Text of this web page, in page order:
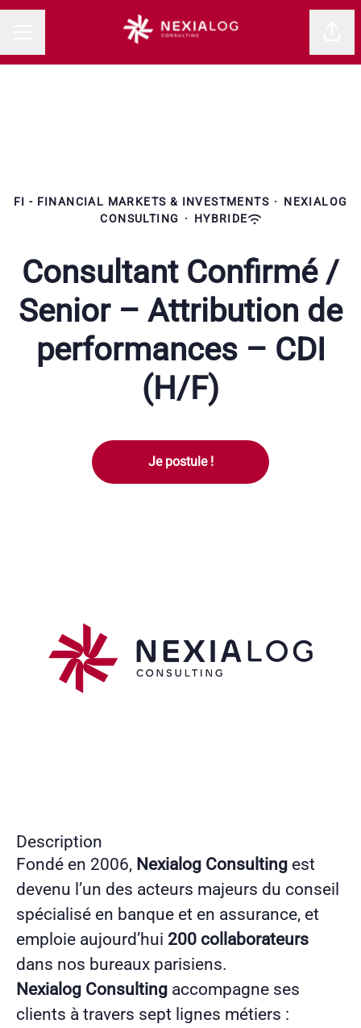
FI - FINANCIAL MARKETS & INVESTMENTS ·
NEXIALOG
CONSULTING
· HYBRIDE
Consultant Confirmé /
Senior – Attribution de
performances – CDI
(H/F)
Je postule !
Description
Fondé en 2006, Nexialog Consulting est
devenu l’un des acteurs majeurs du conseil
spécialisé en banque et en assurance, et
emploie aujourd’hui 200 collaborateurs
dans nos bureaux parisiens.
Nexialog Consulting accompagne ses
clients à travers sept lignes métiers :